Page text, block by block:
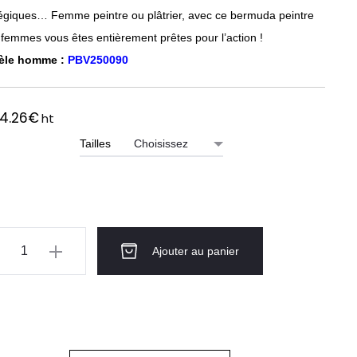
Femme peintre ou plâtrier, avec ce bermuda peintre
vous êtes entièrement prêtes pour l’action !
homme : PBV250090
€ht
Tailles
Ajouter au panier